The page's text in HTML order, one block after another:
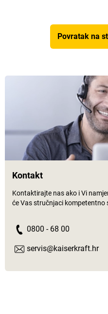
Povratak na
Kontakt
Kontaktirajte nas ako i Vi
će Vas stručnjaci kompetentno
0800 - 68 00
servis@kaiserkraft.hr